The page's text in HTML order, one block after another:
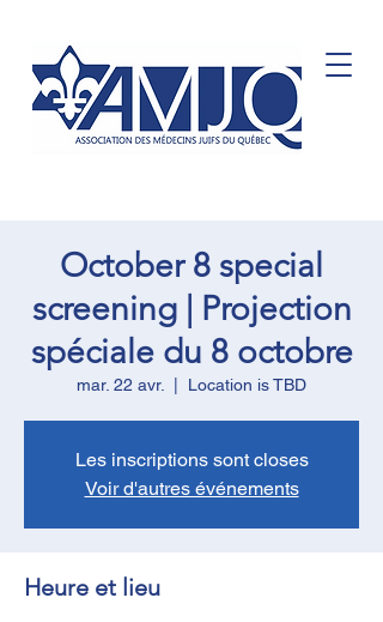
October 8 special
screening | Projection
spéciale du 8 octobre
mar. 22 avr. Location is TBD
Les inscriptions sont closes
Voir d'autres événements
Heure et lieu